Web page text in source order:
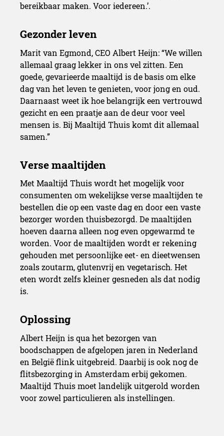
bereikbaar maken. Voor iedereen.’.
Marit van Egmond, CEO Albert Heijn: “We willen
allemaal graag lekker in ons vel zitten. Een
goede, gevarieerde maaltijd is de basis om elke
dag van het leven te genieten, voor jong en oud.
Daarnaast weet ik hoe belangrijk een vertrouwd
gezicht en een praatje aan de deur voor veel
mensen is. Bij Maaltijd Thuis komt dit allemaal
samen.”
Met Maaltijd Thuis wordt het mogelijk voor
consumenten om wekelijkse verse maaltijden te
bestellen die op een vaste dag en door een vaste
bezorger worden thuisbezorgd. De maaltijden
hoeven daarna alleen nog even opgewarmd te
worden. Voor de maaltijden wordt er rekening
gehouden met persoonlijke eet- en dieetwensen
zoals zoutarm, glutenvrij en vegetarisch. Het
eten wordt zelfs kleiner gesneden als dat nodig
is.
Albert Heijn is qua het bezorgen van
boodschappen de afgelopen jaren in Nederland
en België flink uitgebreid. Daarbij is ook nog de
flitsbezorging in Amsterdam erbij gekomen.
Maaltijd Thuis moet landelijk uitgerold worden
voor zowel particulieren als instellingen.